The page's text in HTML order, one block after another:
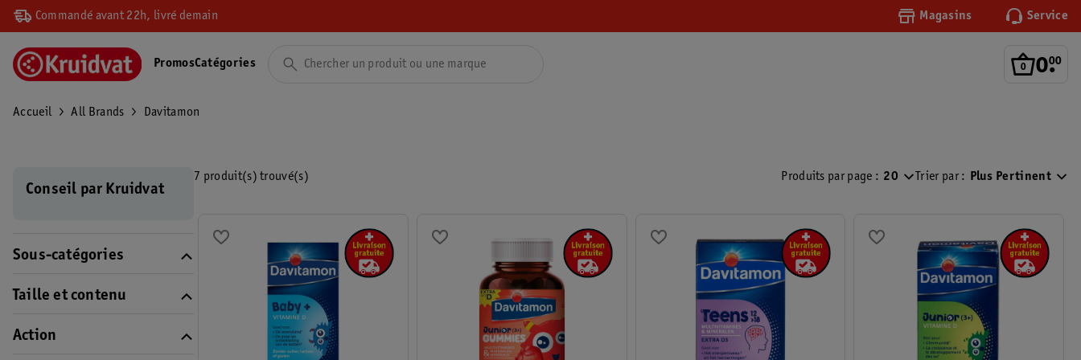
Commandé avant 22h, livré demain Magasins Service
0.
00
PromosCatégories
Accueil All Brands Davitamon
Conseil par Kruidvat
Sous-catégories
Taille et contenu
Action
7 produit(s) trouvé(s) Produits par page : 20 Trier par : Plus Pertinent